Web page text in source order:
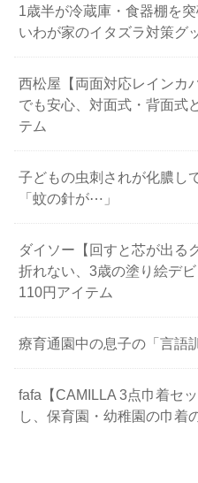
1歳半が冷蔵庫・食器棚を
いわが家のイタズラ対策グ
西松屋【両面対応レインカ
でも安心、対面式・背面式
テム
子どもの虫刺されが化膿し
「蚊の針が⋯」
ダイソー【回すと芯が出る
折れない、3歳の塗り絵デ
110円アイテム
療育通園中の息子の「言語
fafa【CAMILLA 3点巾着セ
し、保育園・幼稚園の巾着